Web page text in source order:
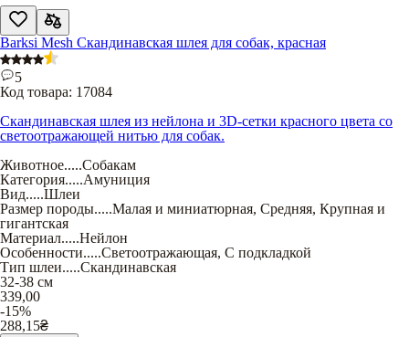
Barksi Mesh Скандинавская шлея для собак, красная
5
Код товара: 17084
Скандинавская шлея из нейлона и 3D-сетки красного цвета со
светоотражающей нитью для собак.
Животное.....Собакам
Категория.....Амуниция
Вид.....Шлеи
Размер породы.....Малая и миниатюрная, Средняя, Крупная и
гигантская
Материал.....Нейлон
Особенности.....Светоотражающая, С подкладкой
Тип шлеи.....Скандинавская
32-38 см
339,00
-15%
288,15₴